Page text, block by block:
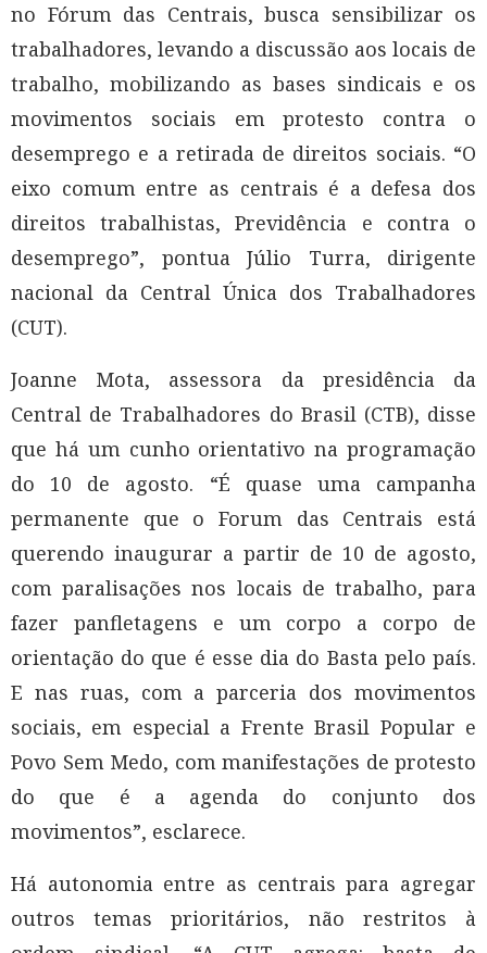
no Fórum das Centrais, busca sensibilizar os
trabalhadores, levando a discussão aos locais de
trabalho, mobilizando as bases sindicais e os
movimentos sociais em protesto contra o
desemprego e a retirada de direitos sociais. “O
eixo comum entre as centrais é a defesa dos
direitos trabalhistas, Previdência e contra o
desemprego”, pontua Júlio Turra, dirigente
nacional da Central Única dos Trabalhadores
(CUT).
Joanne Mota, assessora da presidência da
Central de Trabalhadores do Brasil (CTB), disse
que há um cunho orientativo na programação
do 10 de agosto. “É quase uma campanha
permanente que o Forum das Centrais está
querendo inaugurar a partir de 10 de agosto,
com paralisações nos locais de trabalho, para
fazer panfletagens e um corpo a corpo de
orientação do que é esse dia do Basta pelo país.
E nas ruas, com a parceria dos movimentos
sociais, em especial a Frente Brasil Popular e
Povo Sem Medo, com manifestações de protesto
do que é a agenda do conjunto dos
movimentos”, esclarece.
Há autonomia entre as centrais para agregar
outros temas prioritários, não restritos à